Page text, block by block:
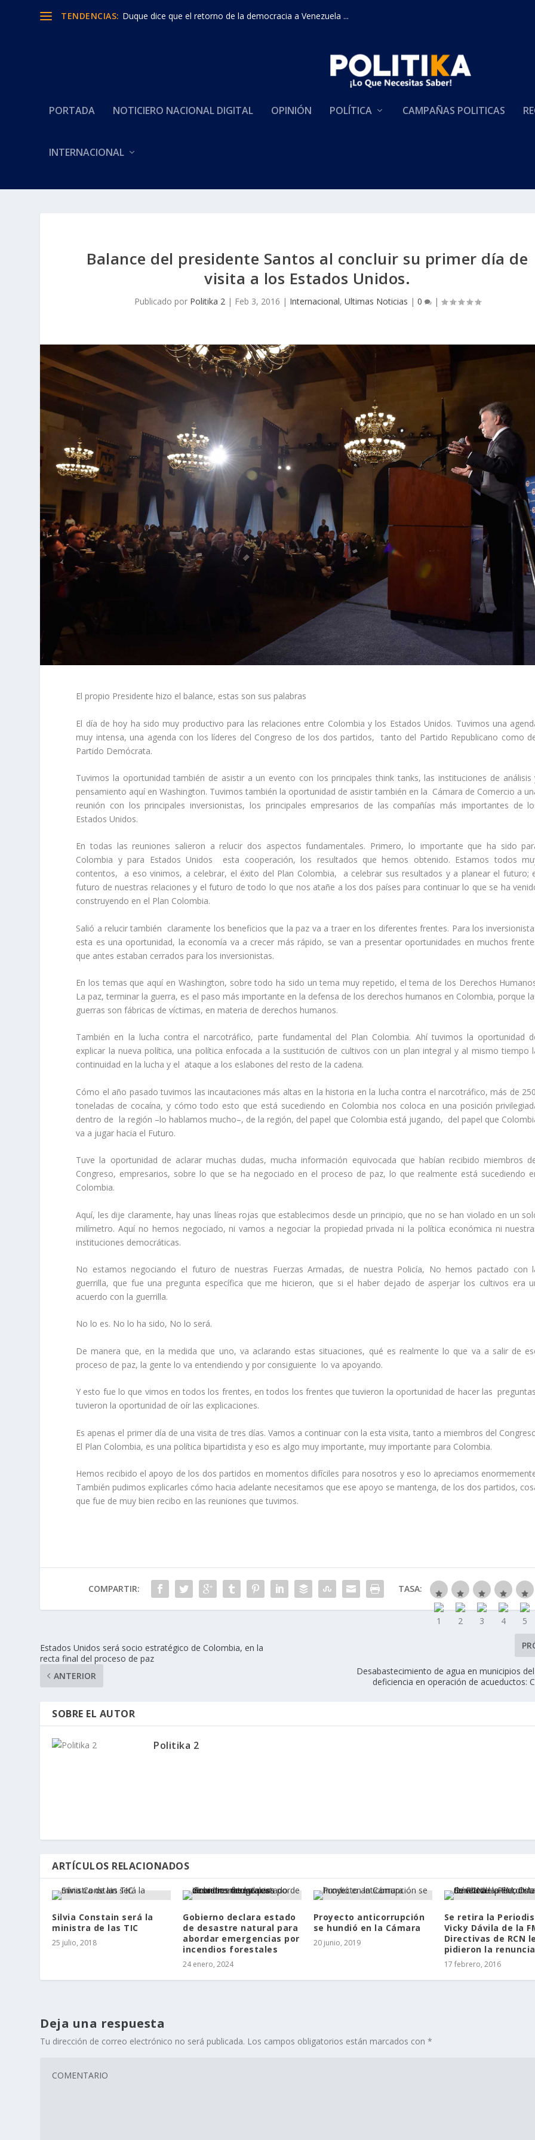
TENDENCIAS: Duque dice que el retorno de la democracia a Venezuela ...
PORTADA NOTICIERO NACIONAL DIGITAL OPINIÓN POLÍTICA CAMPAÑAS POLITICAS
INTERNACIONAL
Balance del presidente Santos al concluir su primer día de
visita a los Estados Unidos.
Publicado por Politika 2| Feb 3, 2016 | Internacional, Ultimas Noticias | 0 |
El propio Presidente hizo el balance, estas son sus palabras
El día de hoy ha sido muy productivo para las relaciones entre Colombia y los Estados Unidos. Tuvimos una
muy intensa, una agenda con los líderes del Congreso de los dos partidos, tanto del Partido Republicano como
Partido Demócrata.
Tuvimos la oportunidad también de asistir a un evento con los principales think tanks, las instituciones de análisis
pensamiento aquí en Washington. Tuvimos también la oportunidad de asistir también en la Cámara de Comercio a
reunión con los principales inversionistas, los principales empresarios de las compañías más importantes de
Estados Unidos.
En todas las reuniones salieron a relucir dos aspectos fundamentales. Primero, lo importante que ha sido
Colombia y para Estados Unidos esta cooperación, los resultados que hemos obtenido. Estamos todos
contentos, a eso vinimos, a celebrar, el éxito del Plan Colombia, a celebrar sus resultados y a planear el futuro;
futuro de nuestras relaciones y el futuro de todo lo que nos atañe a los dos países para continuar lo que se ha
construyendo en el Plan Colombia.
Salió a relucir también claramente los beneficios que la paz va a traer en los diferentes frentes. Para los
esta es una oportunidad, la economía va a crecer más rápido, se van a presentar oportunidades en muchos
que antes estaban cerrados para los inversionistas.
En los temas que aquí en Washington, sobre todo ha sido un tema muy repetido, el tema de los Derechos
La paz, terminar la guerra, es el paso más importante en la defensa de los derechos humanos en Colombia, porque
guerras son fábricas de víctimas, en materia de derechos humanos.
También en la lucha contra el narcotráfico, parte fundamental del Plan Colombia. Ahí tuvimos la oportunidad
explicar la nueva política, una política enfocada a la sustitución de cultivos con un plan integral y al mismo tiempo
continuidad en la lucha y el ataque a los eslabones del resto de la cadena.
Cómo el año pasado tuvimos las incautaciones más altas en la historia en la lucha contra el narcotráfico, más de 250
toneladas de cocaína, y cómo todo esto que está sucediendo en Colombia nos coloca en una posición
dentro de la región –lo hablamos mucho–, de la región, del papel que Colombia está jugando, del papel que
va a jugar hacia el Futuro.
Tuve la oportunidad de aclarar muchas dudas, mucha información equivocada que habían recibido miembros
Congreso, empresarios, sobre lo que se ha negociado en el proceso de paz, lo que realmente está sucediendo
Colombia.
Aquí, les dije claramente, hay unas líneas rojas que establecimos desde un principio, que no se han violado en un
milímetro. Aquí no hemos negociado, ni vamos a negociar la propiedad privada ni la política económica ni
instituciones democráticas.
No estamos negociando el futuro de nuestras Fuerzas Armadas, de nuestra Policía, No hemos pactado con
guerrilla, que fue una pregunta específica que me hicieron, que si el haber dejado de asperjar los cultivos era
acuerdo con la guerrilla.
No lo es. No lo ha sido, No lo será.
De manera que, en la medida que uno, va aclarando estas situaciones, qué es realmente lo que va a salir de
proceso de paz, la gente lo va entendiendo y por consiguiente lo va apoyando.
Y esto fue lo que vimos en todos los frentes, en todos los frentes que tuvieron la oportunidad de hacer las
tuvieron la oportunidad de oír las explicaciones.
Es apenas el primer día de una visita de tres días. Vamos a continuar con la esta visita, tanto a miembros del
El Plan Colombia, es una política bipartidista y eso es algo muy importante, muy importante para Colombia.
Hemos recibido el apoyo de los dos partidos en momentos difíciles para nosotros y eso lo apreciamos
También pudimos explicarles cómo hacia adelante necesitamos que ese apoyo se mantenga, de los dos partidos,
que fue de muy bien recibo en las reuniones que tuvimos.
COMPARTIR: TASA:
Estados Unidos será socio estratégico de Colombia, en la
recta final del proceso de paz
ANTERIOR
Desabastecimiento de agua en municipios
deficiencia en operación de acueductos:
SOBRE EL AUTOR
Politika 2
ARTÍCULOS RELACIONADOS
Silvia Constain será la
ministra de las TIC
25 julio, 2018
Gobierno declara estado
de desastre natural para
abordar emergencias por
incendios forestales
24 enero, 2024
Proyecto anticorrupción
se hundió en la Cámara
20 junio, 2019
Se retira la
Vicky Dávila de la
Directivas de RCN le
pidieron la
17 febrero, 2016
Deja una respuesta
Tu dirección de correo electrónico no será publicada. Los campos obligatorios están marcados con*